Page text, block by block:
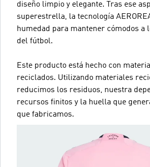
diseño limpio y elegante. Tras ese
superestrella, la tecnología
humedad para mantener cómodos a
del fútbol.
Este producto está hecho con
reciclados. Utilizando materiales
reducimos los residuos, nuestra
recursos finitos y la huella que
que fabricamos.